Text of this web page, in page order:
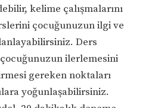
kelime çalışmalarını
çocuğunuzun ilgi ve
Ders
ilerlemesini
gereken noktaları
yoğunlaşabilirsiniz.